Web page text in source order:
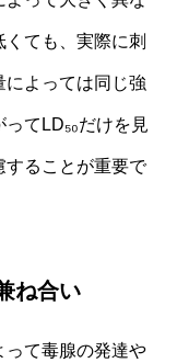
ても、実際に刺
よっては同じ強
てLD₅₀だけを見
することが重要で
ね合い
って毒腺の発達や